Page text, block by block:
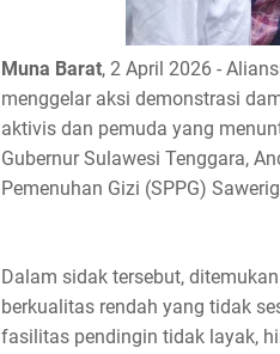
Muna Barat, 2 April 2026 -
menggelar aksi demonstrasi
aktivis dan pemuda yang
Gubernur Sulawesi Tenggara,
Pemenuhan Gizi (SPPG)
Dalam sidak tersebut,
berkualitas rendah yang tidak
fasilitas pendingin tidak layak,